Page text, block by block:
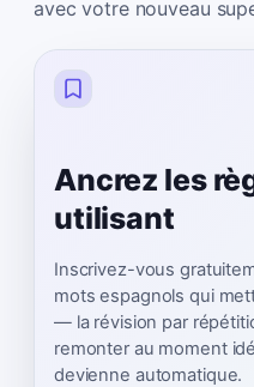
avec votre nouveau
Ancrez les
utilisant
Inscrivez-vous
mots espagnols qui
— la révision par
remonter au moment
devienne automatique.